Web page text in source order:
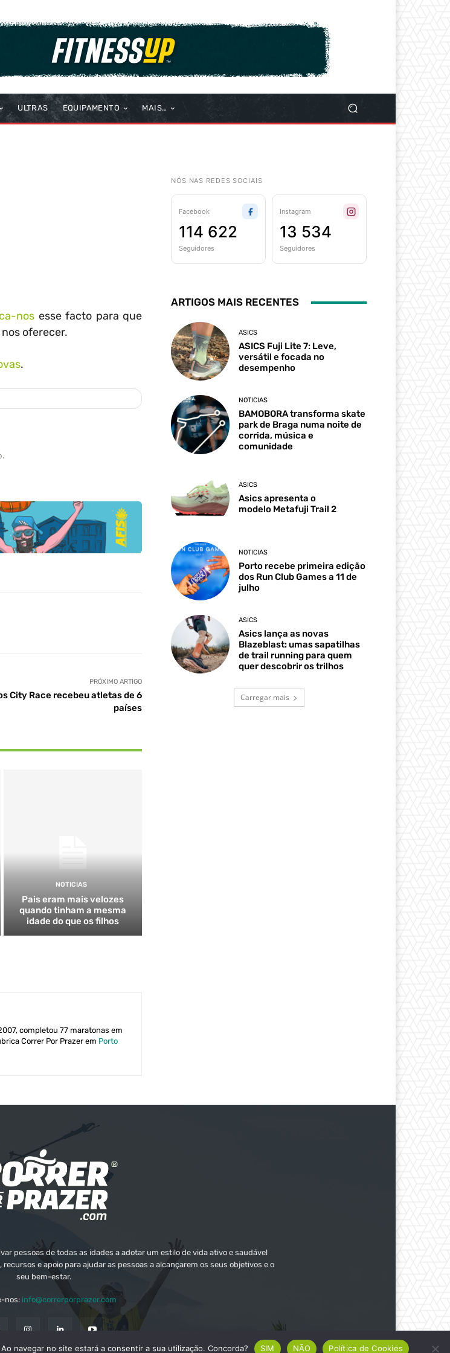
ULTRAS EQUIPAMENTO MAIS…
nos esse facto para que
oferecer.
.
PRÓXIMO ARTIGO
City Race recebeu atletas de 6
países
NOTICIAS
Pais eram mais velozes
quando tinham a mesma
idade do que os filhos
completou 77 maratonas em
Correr Por Prazer em Porto
NÓS NAS REDES SOCIAIS
Facebook
114 622
Seguidores
Instagram
13 534
Seguidores
ARTIGOS MAIS RECENTES
ASICS
ASICS Fuji Lite 7: Leve,
versátil e focada no
desempenho
NOTICIAS
BAMOBORA transforma skate
park de Braga numa noite de
corrida, música e
comunidade
ASICS
Asics apresenta o
modelo Metafuji Trail 2
NOTICIAS
Porto recebe primeira edição
dos Run Club Games a 11 de
julho
ASICS
Asics lança as novas
Blazeblast: umas sapatilhas
de trail running para quem
quer descobrir os trilhos
Carregar mais
pessoas de todas as idades a adotar um estilo de vida ativo e saudável
e apoio para ajudar as pessoas a alcançarem os seus objetivos e o
seu bem-estar.
nos: info@correrporprazer.com
navegar no site estará a consentir a sua utilização. Concorda? SIM NÃO Política de Cookies